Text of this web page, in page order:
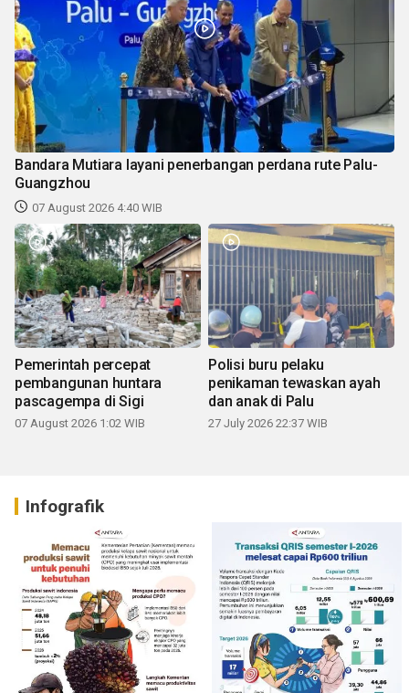
Bandara Mutiara layani penerbangan perdana rute Palu-
Guangzhou
07 August 2026 4:40 WIB
Pemerintah percepat
pembangunan huntara
pascagempa di Sigi
07 August 2026 1:02 WIB
Polisi buru pelaku
penikaman tewaskan ayah
dan anak di Palu
27 July 2026 22:37 WIB
Infografik